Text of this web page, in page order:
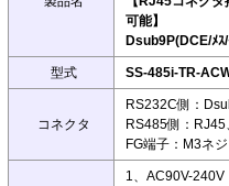
可能】
Dsub9P(DCE/ﾒ
型式 SS-485i-TR-
コネクタ
RS232C側：
RS485側：
FG端子：M3ネジ
1、AC90V-240V